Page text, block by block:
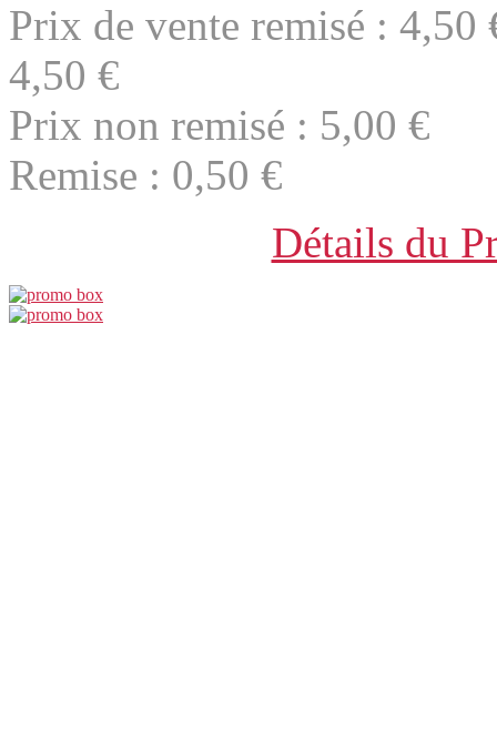
Prix de vente remisé : 4,50
4,50 €
Prix non remisé : 5,00 €
Remise : 0,50 €
Détails du